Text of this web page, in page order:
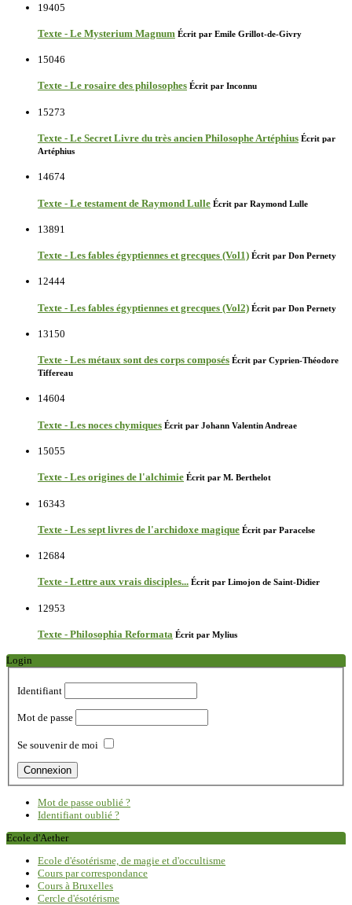
19405
Texte - Le Mysterium Magnum Écrit par Emile Grillot-de-Givry
15046
Texte - Le rosaire des philosophes Écrit par Inconnu
15273
Texte - Le Secret Livre du très ancien Philosophe Artéphius Écrit par
Artéphius
14674
Texte - Le testament de Raymond Lulle Écrit par Raymond Lulle
13891
Texte - Les fables égyptiennes et grecques (Vol1) Écrit par Don Pernety
12444
Texte - Les fables égyptiennes et grecques (Vol2) Écrit par Don Pernety
13150
Texte - Les métaux sont des corps composés Écrit par Cyprien-Théodore
Tiffereau
14604
Texte - Les noces chymiques Écrit par Johann Valentin Andreae
15055
Texte - Les origines de l'alchimie Écrit par M. Berthelot
16343
Texte - Les sept livres de l'archidoxe magique Écrit par Paracelse
12684
Texte - Lettre aux vrais disciples... Écrit par Limojon de Saint-Didier
12953
Texte - Philosophia Reformata Écrit par Mylius
Login
Identifiant
Mot de passe
Se souvenir de moi
Mot de passe oublié ?
Identifiant oublié ?
Ecole d'Aether
Ecole d'ésotérisme, de magie et d'occultisme
Cours par correspondance
Cours à Bruxelles
Cercle d'ésotérisme